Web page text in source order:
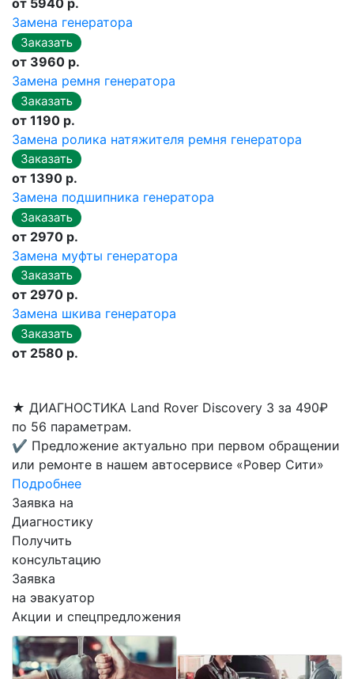
от 5940 р.
Замена генератора
от 3960 р.
Замена ремня генератора
от 1190 р.
Замена ролика натяжителя ремня генератора
от 1390 р.
Замена подшипника генератора
от 2970 р.
Замена муфты генератора
от 2970 р.
Замена шкива генератора
от 2580 р.
★ ДИАГНОСТИКА Land Rover Discovery 3 за 490₽
по 56 параметрам.
✔ Предложение актуально при первом обращении
или ремонте в нашем автосервисе «Ровер Сити»
Подробнее
Заявка на
Диагностику
Получить
консультацию
Заявка
на эвакуатор
Акции и спецпредложения